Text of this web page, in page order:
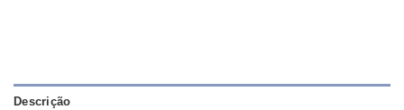
Descrição